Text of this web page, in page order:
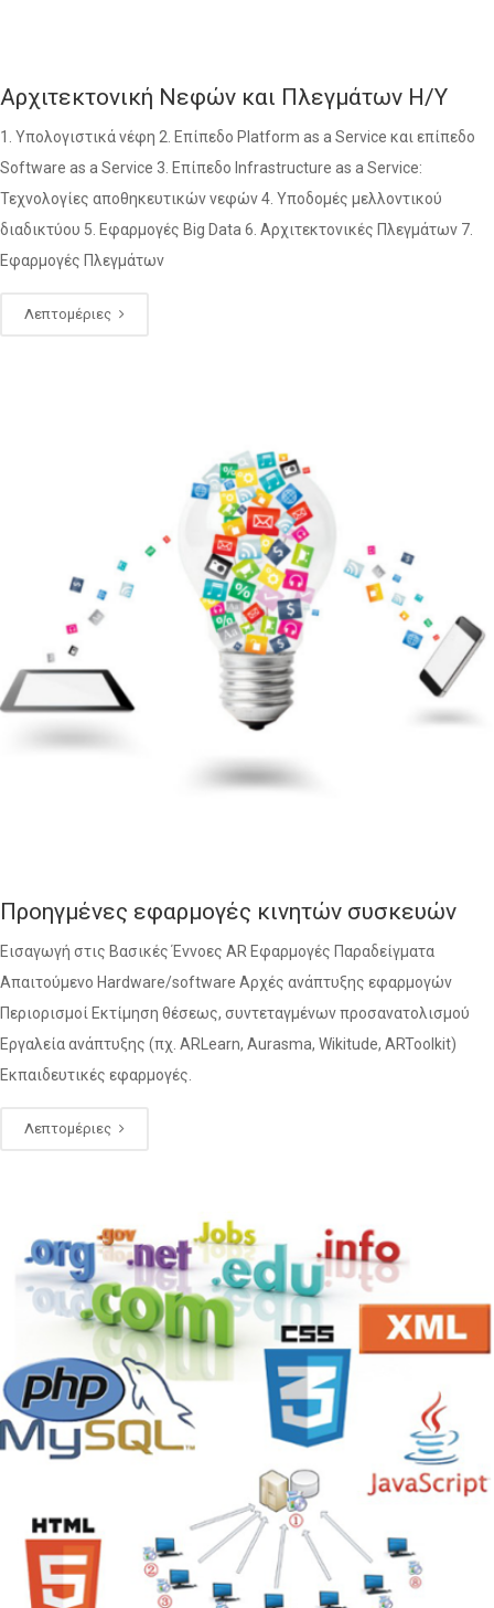
Αρχιτεκτονική Νεφών και Πλεγμάτων Η/Υ
1. Υπολογιστικά νέφη 2. Επίπεδο Platform as a Service και επίπεδο
Software as a Service 3. Επίπεδο Infrastructure as a Service:
Τεχνολογίες αποθηκευτικών νεφών 4. Υποδομές μελλοντικού
διαδικτύου 5. Εφαρμογές Big Data 6. Αρχιτεκτονικές Πλεγμάτων 7.
Εφαρμογές Πλεγμάτων
Λεπτομέριες
Προηγμένες εφαρμογές κινητών συσκευών
Εισαγωγή στις Βασικές Έννοες AR Εφαρμογές Παραδείγματα
Απαιτούμενο Hardware/software Αρχές ανάπτυξης εφαρμογών
Περιορισμοί Εκτίμηση θέσεως, συντεταγμένων προσανατολισμού
Εργαλεία ανάπτυξης (πχ. ARLearn, Aurasma, Wikitude, ARToolkit)
Εκπαιδευτικές εφαρμογές.
Λεπτομέριες